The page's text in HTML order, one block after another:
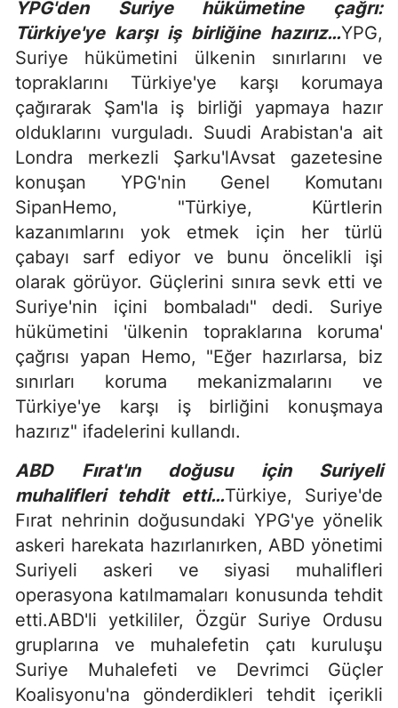
YPG'den Suriye hükümetine çağrı:
Türkiye'ye karşı iş birliğine hazırız…YPG,
Suriye hükümetini ülkenin sınırlarını ve
topraklarını Türkiye'ye karşı korumaya
çağırarak Şam'la iş birliği yapmaya hazır
olduklarını vurguladı. Suudi Arabistan'a ait
Londra merkezli Şarku'lAvsat gazetesine
konuşan YPG'nin Genel Komutanı
SipanHemo, "Türkiye, Kürtlerin
kazanımlarını yok etmek için her türlü
çabayı sarf ediyor ve bunu öncelikli işi
olarak görüyor. Güçlerini sınıra sevk etti ve
Suriye'nin içini bombaladı" dedi. Suriye
hükümetini 'ülkenin topraklarına koruma'
çağrısı yapan Hemo, "Eğer hazırlarsa, biz
sınırları koruma mekanizmalarını ve
Türkiye'ye karşı iş birliğini konuşmaya
hazırız" ifadelerini kullandı.
ABD Fırat'ın doğusu için Suriyeli
muhalifleri tehdit etti…Türkiye, Suriye'de
Fırat nehrinin doğusundaki YPG'ye yönelik
askeri harekata hazırlanırken, ABD yönetimi
Suriyeli askeri ve siyasi muhalifleri
operasyona katılmamaları konusunda tehdit
etti.ABD'li yetkililer, Özgür Suriye Ordusu
gruplarına ve muhalefetin çatı kuruluşu
Suriye Muhalefeti ve Devrimci Güçler
Koalisyonu'na gönderdikleri tehdit içerikli